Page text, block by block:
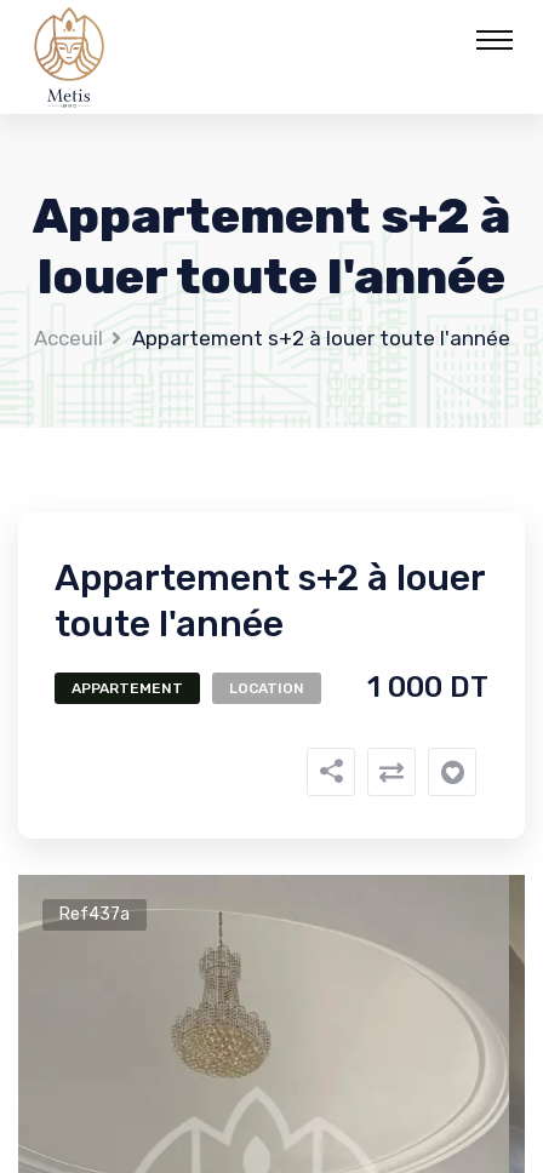
Appartement s+2 à
louer toute l'année
Acceuil Appartement s+2 à louer toute l'année
Appartement s+2 à louer
toute l'année
APPARTEMENT LOCATION 1 000 DT
Ref437a